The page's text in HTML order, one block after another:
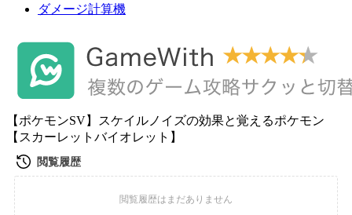
ダメージ計算機
【ポケモンSV】スケイルノイズの効果と覚えるポケモン
【スカーレットバイオレット】